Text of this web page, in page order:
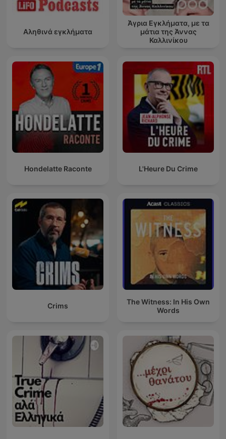
Αληθινά εγκλήματα
Άγρια Εγκλήματα, με τα
μάτια της Άννας
Καλλινίκου
Hondelatte Raconte L'Heure Du Crime
Crims
The Witness: In His Own
Words